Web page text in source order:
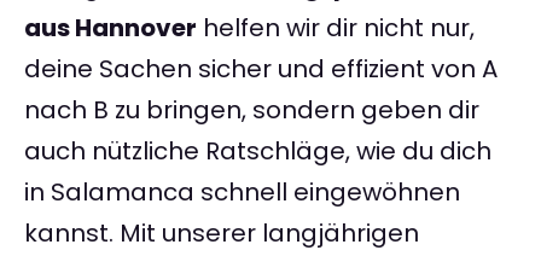
aus Hannover helfen wir dir nicht nur,
deine Sachen sicher und effizient von A
nach B zu bringen, sondern geben dir
auch nützliche Ratschläge, wie du dich
in Salamanca schnell eingewöhnen
kannst. Mit unserer langjährigen